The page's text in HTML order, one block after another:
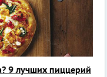
9 лучших пиццерий